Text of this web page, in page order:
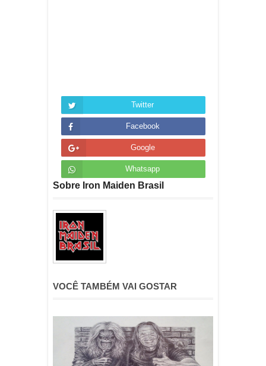
Twitter
Facebook
Google
Whatsapp
Sobre Iron Maiden Brasil
VOCÊ TAMBÉM VAI GOSTAR